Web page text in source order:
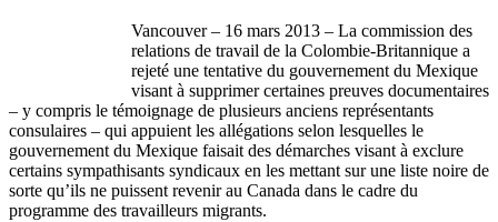
Vancouver – 16 mars 2013 – La commission des
relations de travail de la Colombie-Britannique a
rejeté une tentative du gouvernementdu Mexique
visant à supprimer certaines preuves documentaires
– y compris le témoignage de plusieurs anciens représentants
consulaires – qui appuientles allégations selon lesquelles le
gouvernementdu Mexique faisaitdes démarches visant à exclure
certains sympathisants syndicaux en les mettant sur une liste noire de
sorte qu’ils ne puissent revenirau Canada dans le cadre du
programme des travailleurs migrants.